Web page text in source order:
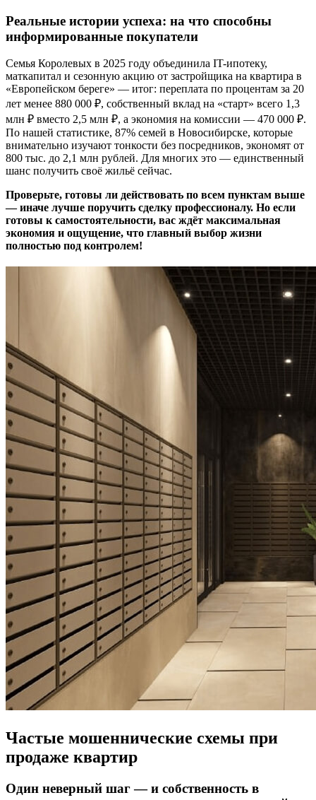
Реальные истории успеха: на что способны
информированные покупатели
Семья Королевых в 2025 году объединила IT-ипотеку,
маткапитал и сезонную акцию от застройщика на квартира в
«Европейском береге» — итог: переплата по процентам за 20
лет менее 880 000 ₽, собственный вклад на «старт» всего 1,3
млн ₽ вместо 2,5 млн ₽, а экономия на комиссии — 470 000 ₽.
По нашей статистике, 87% семей в Новосибирске, которые
внимательно изучают тонкости без посредников, экономят от
800 тыс. до 2,1 млн рублей. Для многих это — единственный
шанс получить своё жильё сейчас.
Проверьте, готовы ли действовать по всем пунктам выше
— иначе лучше поручить сделку профессионалу. Но если
готовы к самостоятельности, вас ждёт максимальная
экономия и ощущение, что главный выбор жизни
полностью под контролем!
Частые мошеннические схемы при
продаже квартир
Один неверный шаг — и собственность в